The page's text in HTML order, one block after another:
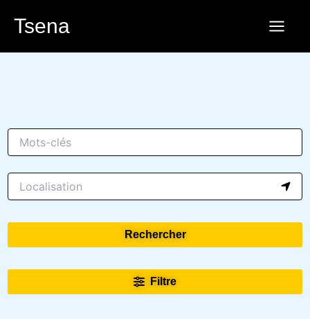
auTsena
Rechercher
Filtre